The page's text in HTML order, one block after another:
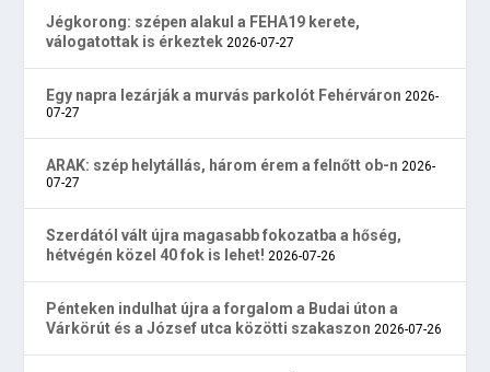
Jégkorong: szépen alakul a FEHA19 kerete,
válogatottak is érkeztek 2026-07-27
Egy napra lezárják a murvás parkolót Fehérváron 2026-
07-27
ARAK: szép helytállás, három érem a felnőtt ob-n 2026-
07-27
Szerdától vált újra magasabb fokozatba a hőség,
hétvégén közel 40 fok is lehet! 2026-07-26
Pénteken indulhat újra a forgalom a Budai úton a
Várkörút és a József utca közötti szakaszon 2026-07-26